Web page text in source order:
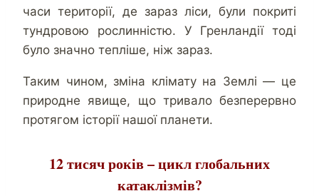
часи території, де зараз ліси, були покриті
тундровою рослинністю. У Гренландії тоді
було значно тепліше, ніж зараз.
Таким чином, зміна клімату на Землі — це
природне явище, що тривало безперервно
протягом історії нашої планети.
12 тисяч років – цикл глобальних
катаклізмів?